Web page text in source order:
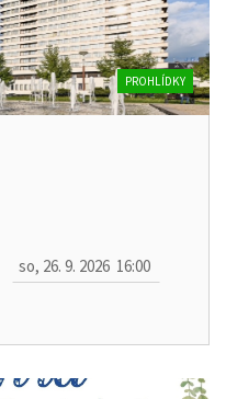
PROHLÍDKY
so, 26. 9. 2026 16:00